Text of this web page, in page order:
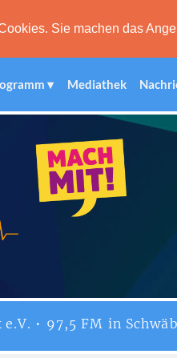
Sie machen das
Mediathek
e.V. • 97,5 FM in